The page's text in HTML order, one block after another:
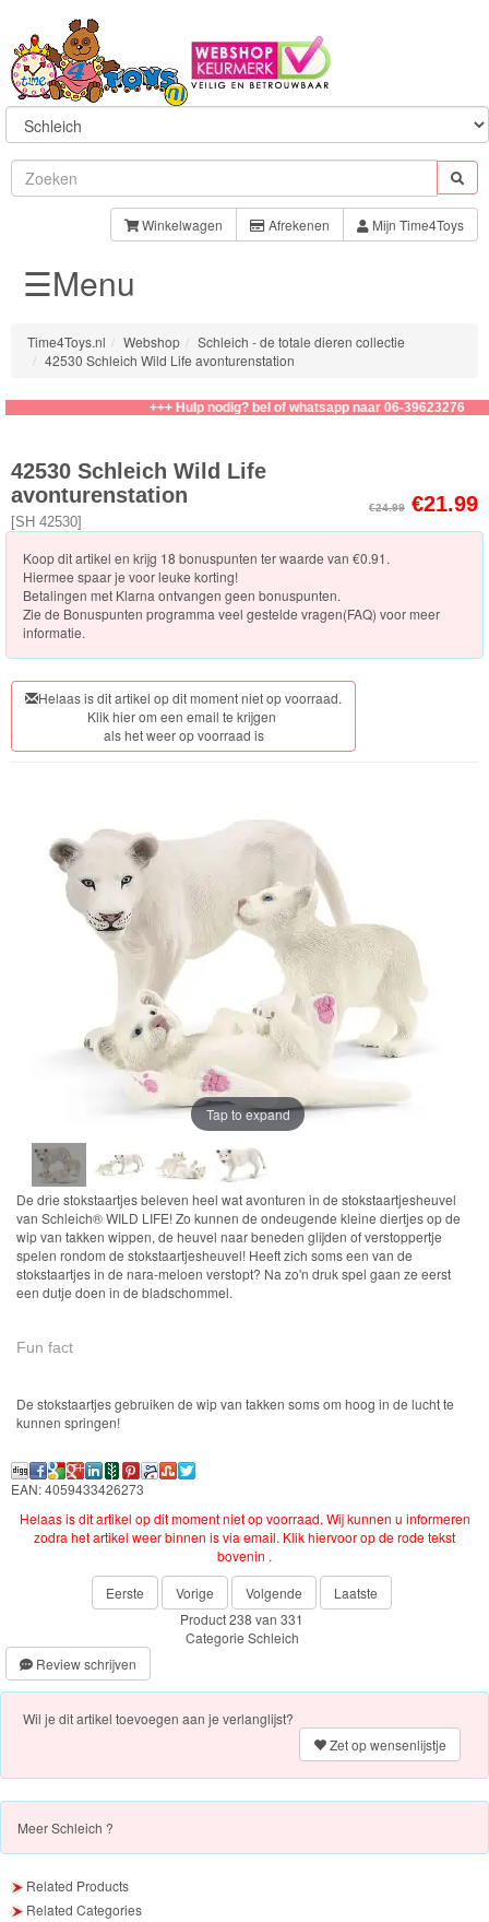
Winkelwagen Afrekenen Mijn Time4Toys
Sylvanian
Families
Aquabeads
Baby
Born
Baby
Knuffels
Schleich
Nieuwe
artikelen
2023
Horse
ELDRADOR®
CREATURES
Wild
World-
Boerderij
artikelen
2022
Enchantimals
Shimmer
&
Little
PJ
Masks
Super
Frozen
Paw
Fireman
Sam
Magische
Eenhoorn
☰Menu
Time4Toys.nl Webshop
Schleich - de totale dieren collectie
42530 Schleich Wild Life avonturenstation
+++ Hulp nodig? bel of whatsapp naar 06-39623276
€24.99 €21.99
42530 Schleich Wild Life
avonturenstation
[SH 42530]
Koop dit artikel en krijg 18 bonuspunten ter waarde van €0.91.
Hiermee spaar je voor leuke korting!
Betalingen met Klarna ontvangen geen bonuspunten.
Zie de Bonuspunten programma veel gestelde vragen(FAQ) voor meer
informatie.
Helaas is dit artikel op dit moment niet op voorraad.
Klik hier om een email te krijgen
als het weer op voorraad is
Tap to expand
De drie stokstaartjes beleven heel wat avonturen in de stokstaartjesheuvel
van Schleich® WILD LIFE! Zo kunnen de ondeugende kleine diertjes op de
wip van takken wippen, de heuvel naar beneden glijden of verstoppertje
spelen rondom de stokstaartjesheuvel! Heeft zich soms een van de
stokstaartjes in de nara-meloen verstopt? Na zo'n druk spel gaan ze eerst
een dutje doen in de bladschommel.
Fun fact
De stokstaartjes gebruiken de wip van takken soms om hoog in de lucht te
kunnen springen!
EAN: 4059433426273
Helaas is dit artikel op dit moment niet op voorraad. Wij kunnen u informeren
zodra het artikel weer binnen is via email. Klik hiervoor op de rode tekst
bovenin .
Eerste
Vorige Volgende
Laatste
Product 238 van 331
Categorie Schleich
Review schrijven
Wil je dit artikel toevoegen aan je verlanglijst?
Zet op wensenlijstje
MeerSchleich ?
Related Products
Related Categories